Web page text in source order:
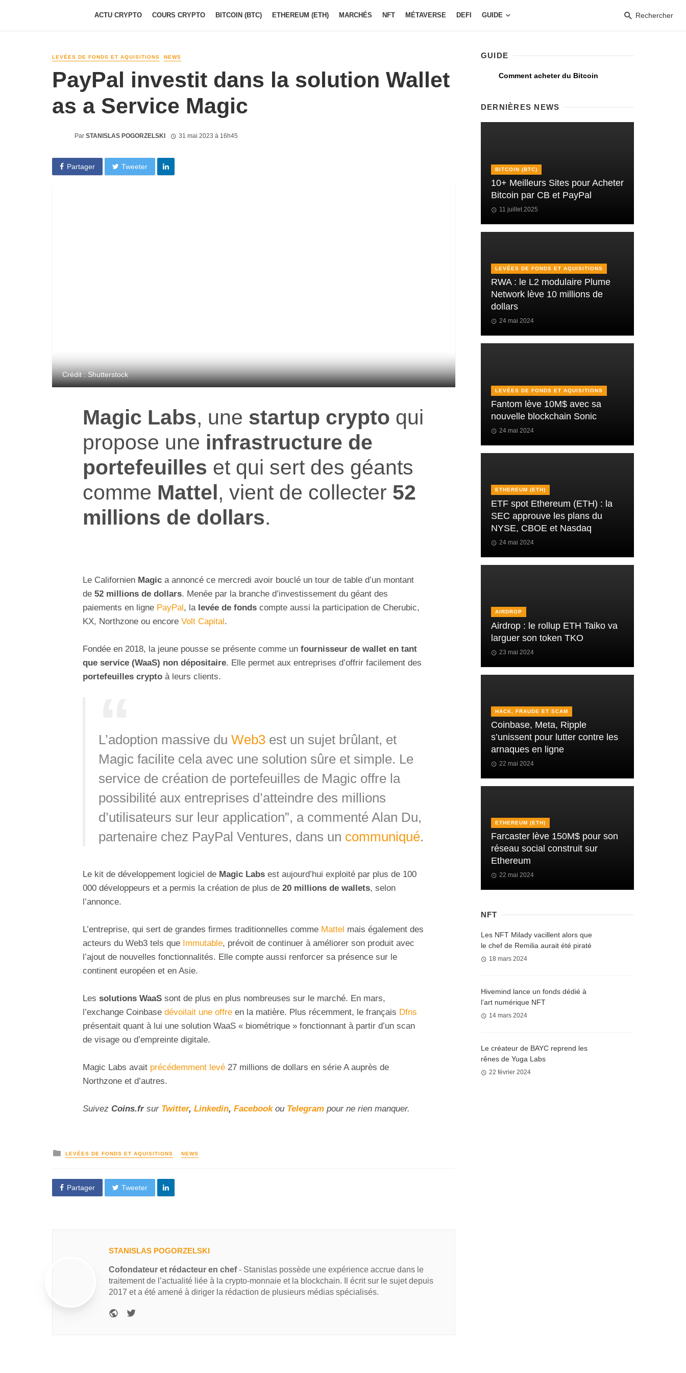
ACTU CRYPTO COURS CRYPTO BITCOIN (BTC) ETHEREUM (ETH) MARCHÉS NFT MÉTAVERSE DEFI GUIDE Rechercher
LEVÉES DE FONDS ET AQUISITIONS NEWS
PayPal investit dans la solution Wallet
as a Service Magic
Par STANISLAS POGORZELSKI 31 mai 2023 à 16h45
Partager Tweeter
Crédit : Shutterstock
Magic Labs, une startup crypto qui
propose une infrastructure de
portefeuilles et qui sert des géants
comme Mattel, vient de collecter 52
millions de dollars.
Le Californien Magic a annoncé ce mercredi avoir bouclé un tour de table d’un montant
de 52 millions de dollars. Menée par la branche d’investissement du géant des
paiements en ligne PayPal, la levée de fonds compte aussi la participation de Cherubic,
KX, Northzone ou encore Volt Capital.
Fondée en 2018, la jeune pousse se présente comme un fournisseur de wallet en tant
que service (WaaS) non dépositaire. Elle permet aux entreprises d’offrir facilement des
portefeuilles crypto à leurs clients.
L’adoption massive du Web3est un sujet brûlant, et
Magic facilite cela avec une solution sûre et simple. Le
service de création de portefeuilles de Magic offre la
possibilité aux entreprises d’atteindre des millions
d’utilisateurs sur leur application”, a commenté Alan Du,
partenaire chez PayPal Ventures, dans un communiqué.
Le kit de développement logiciel de Magic Labs est aujourd’hui exploité par plus de 100
000 développeurs et a permis la création de plus de 20 millions de wallets, selon
l’annonce.
L’entreprise, qui sert de grandes firmes traditionnelles comme Mattel mais également des
acteurs du Web3 tels que Immutable, prévoit de continuer à améliorer son produit avec
l’ajout de nouvelles fonctionnalités. Elle compte aussi renforcer sa présence sur le
continent européen et en Asie.
Les solutions WaaS sont de plus en plus nombreuses sur le marché. En mars,
l’exchange Coinbase dévoilait une offre en la matière. Plus récemment, le français Dfns
présentait quant à lui une solution WaaS « biométrique » fonctionnant à partir d’un scan
de visage ou d’empreinte digitale.
Magic Labs avait précédemment levé 27 millions de dollars en série A auprès de
Northzone et d’autres.
Suivez Coins.fr sur Twitter, Linkedin, Facebookou Telegram pour ne rien manquer.
LEVÉES DE FONDS ET AQUISITIONS NEWS
Partager Tweeter
STANISLAS POGORZELSKI
Cofondateur et rédacteur en chef- Stanislas possède une expérience accrue dans le
traitement de l’actualité liée à la crypto-monnaie et la blockchain. Il écrit sur le sujet depuis
2017 et a été amené à diriger la rédaction de plusieurs médias spécialisés.
GUIDE
Comment acheter du Bitcoin
DERNIÈRES NEWS
BITCOIN (BTC)
10+ Meilleurs Sites pour Acheter
Bitcoin par CB et PayPal
11 juillet 2025
LEVÉES DE FONDS ET AQUISITIONS
RWA : le L2 modulaire Plume
Network lève 10 millions de
dollars
24 mai 2024
LEVÉES DE FONDS ET AQUISITIONS
Fantom lève 10M$ avec sa
nouvelle blockchain Sonic
24 mai 2024
ETHEREUM (ETH)
ETF spot Ethereum (ETH) : la
SEC approuve les plans du
NYSE, CBOE et Nasdaq
24 mai 2024
AIRDROP
Airdrop : le rollup ETH Taiko va
larguer son token TKO
23 mai 2024
HACK, FRAUDE ET SCAM
Coinbase, Meta, Ripple
s’unissent pour lutter contre les
arnaques en ligne
22 mai 2024
ETHEREUM (ETH)
Farcaster lève 150M$ pour son
réseau social construit sur
Ethereum
22 mai 2024
NFT
Les NFT Milady vacillent alors que
le chef de Remilia aurait été piraté
18 mars 2024
Hivemind lance un fonds dédié à
l’art numérique NFT
14 mars 2024
Le créateur de BAYC reprend les
rênes de Yuga Labs
22 février 2024